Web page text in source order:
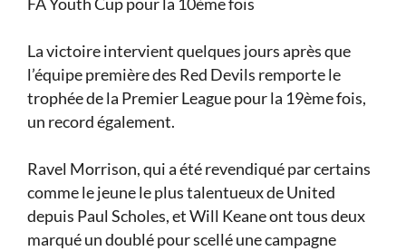
FA Youth Cup pour la 10ème fois
La victoire intervient quelques jours après que
l’équipe première des Red Devils remporte le
trophée de la Premier League pour la 19ème fois,
un record également.
Ravel Morrison, qui a été revendiqué par certains
comme le jeune le plus talentueux de United
depuis Paul Scholes, et Will Keane ont tous deux
marqué un doublé pour scellé une campagne